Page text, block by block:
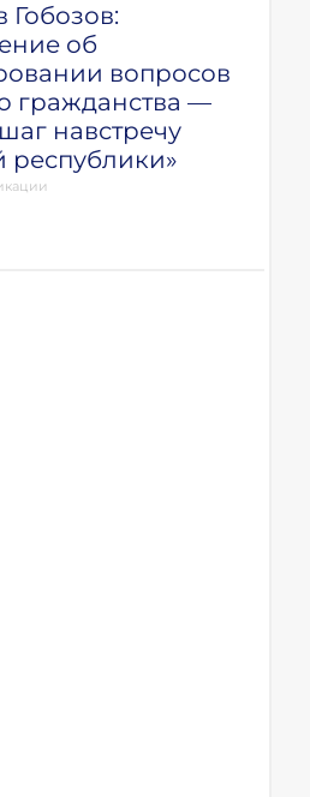
Гобозов:
об
вопросов
гражданства —
навстречу
республики»